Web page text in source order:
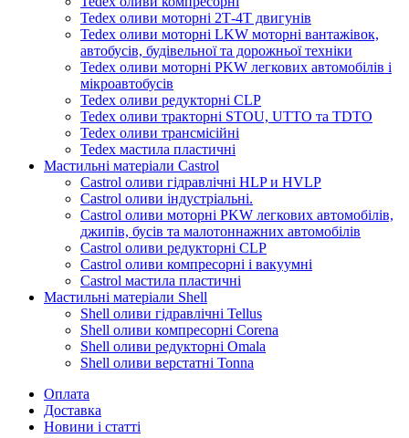
Tedex оливи моторні 2Т-4Т двигунів
Tedex оливи моторні LKW моторні вантажівок,
автобусів, будівельної та дорожньої техніки
Tedex оливи моторні PKW легкових автомобілів і
мікроавтобусів
Tedex оливи редукторні CLP
Tedex оливи тракторні STOU, UTTO та TDTO
Tedex оливи трансмісійні
Tedex мастила пластичні
Мастильні матеріали Castrol
Castrol оливи гідравлічні HLP и HVLP
Castrol оливи індустріальні.
Castrol оливи моторні PKW легкових автомобілів,
джипів, бусів та малотоннажних автомобілів
Castrol оливи редукторні CLP
Castrol оливи компресорні і вакуумні
Castrol мастила пластичні
Мастильні матеріали Shell
Shell оливи гідравлічні Tellus
Shell оливи компресорні Corena
Shell оливи редукторні Omala
Shell оливи верстатні Tonna
Оплата
Доставка
Новини і статті